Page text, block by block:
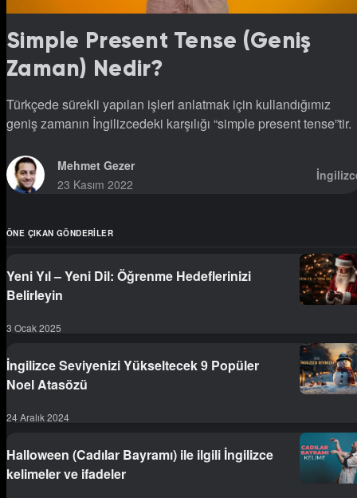
Simple Present Tense (Geniş
Zaman) Nedir?
Türkçede sürekli yapılan işleri anlatmak için kullandığımız
geniş zamanın İngilizcedeki karşılığı “simple present tense”tir.
Mehmet Gezer
23 Kasım 2022
ÖNE ÇIKAN GÖNDERILER
Yeni Yıl – Yeni Dil: Öğrenme Hedeflerinizi
Belirleyin
3 Ocak 2025
İngilizce Seviyenizi Yükseltecek 9 Popüler
Noel Atasözü
24 Aralık 2024
Halloween (Cadılar Bayramı) ile ilgili İngilizce
kelimeler ve ifadeler